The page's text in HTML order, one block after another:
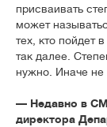
присваивать
может
тех, кто пойдет
так далее.
нужно. Иначе не
— Недавно в
директора